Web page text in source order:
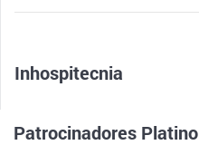
Inhospitecnia
Patrocinadores Platino